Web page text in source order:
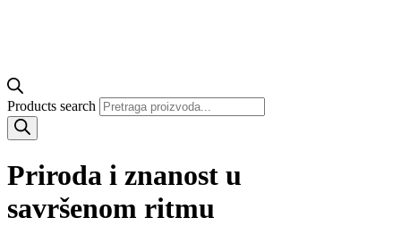
Products search
Priroda i znanost u
savršenom ritmu